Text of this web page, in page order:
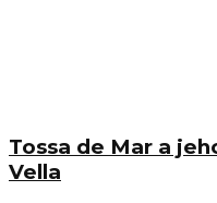
Tossa de Mar a
Vella